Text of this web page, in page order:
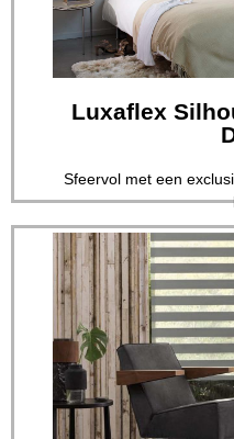
Luxaflex
Sfeervol met een
Luxaflex
Eradus Zonwering
op het gebied
Eradus Zonwering
op het gebied